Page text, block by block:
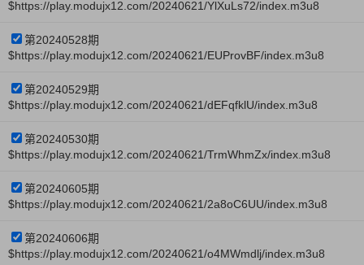
$https://play.modujx12.com/20240621/YlXuLs72/index.m3u8
第20240528期
$https://play.modujx12.com/20240621/EUProvBF/index.m3u8
第20240529期
$https://play.modujx12.com/20240621/dEFqfklU/index.m3u8
第20240530期
$https://play.modujx12.com/20240621/TrmWhmZx/index.m3u8
第20240605期
$https://play.modujx12.com/20240621/2a8oC6UU/index.m3u8
第20240606期
$https://play.modujx12.com/20240621/o4MWmdlj/index.m3u8